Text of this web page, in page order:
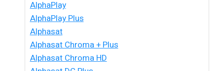
AlphaPlay
AlphaPlay Plus
Alphasat
Alphasat Chroma + Plus
Alphasat Chroma HD